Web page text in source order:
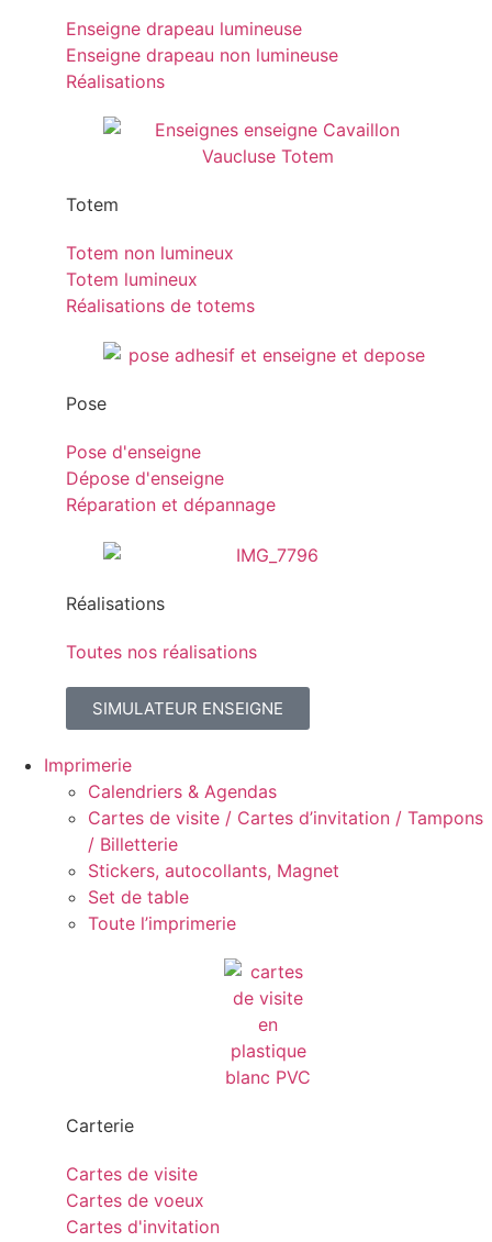
Enseigne drapeau lumineuse
Enseigne drapeau non lumineuse
Réalisations
Totem
Totem non lumineux
Totem lumineux
Réalisations de totems
Pose
Pose d'enseigne
Dépose d'enseigne
Réparation et dépannage
Réalisations
Toutes nos réalisations
SIMULATEUR ENSEIGNE
Imprimerie
Calendriers & Agendas
Cartes de visite / Cartes d’invitation / Tampons
/ Billetterie
Stickers, autocollants, Magnet
Set de table
Toute l’imprimerie
Carterie
Cartes de visite
Cartes de voeux
Cartes d'invitation